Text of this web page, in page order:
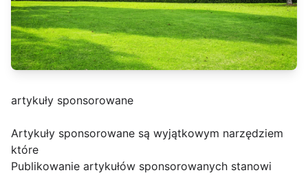
artykuły sponsorowane
Artykuły sponsorowane są wyjątkowym narzędziem
które
Publikowanie artykułów sponsorowanych stanowi